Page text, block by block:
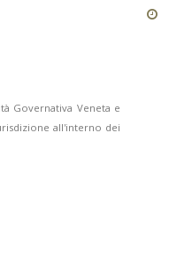
Governativa Veneta e
all'interno dei